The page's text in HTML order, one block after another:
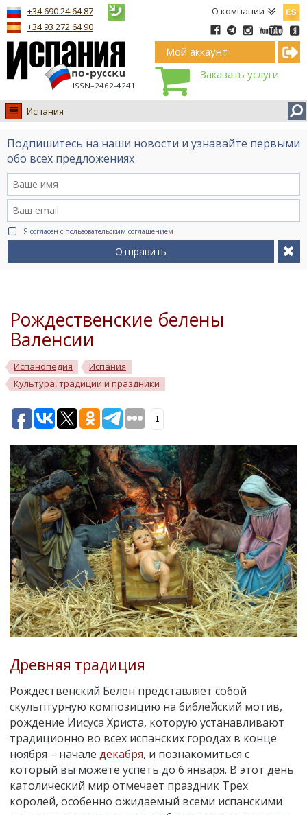
О компании
ISSN–2462-4241
+34 690 24 64 87
+34 93 272 64 90
Мой аккаунт
Заказать услуги
Испания
Испания
Иммиграция
Лечение
Недвижимость
Бизнес
Документы
Подпишитесь на наши новости и узнавайте первыми
обо всех предложениях
Я согласен с пользовательским соглашением
Отправить
Рождественские белены
Валенсии
Испанопедия
Испания
Культура, традиции и праздники
1
Древняя традиция
Рождественский Белен представляет собой
скульптурную композицию на библейский мотив,
рождение Иисуса Христа, которую устанавливают
традиционно во всех испанских городах в конце
ноября – начале декабря, и познакомиться с
который вы можете успеть до 6 января. В этот день
католический мир отмечает праздник Трех
королей, особенно ожидаемый всеми испанскими